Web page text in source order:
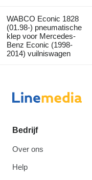
WABCO Econic 1828
(01.98-) pneumatische
klep voor Mercedes-
Benz Econic (1998-
2014) vuilniswagen
Bedrijf
Over ons
Help